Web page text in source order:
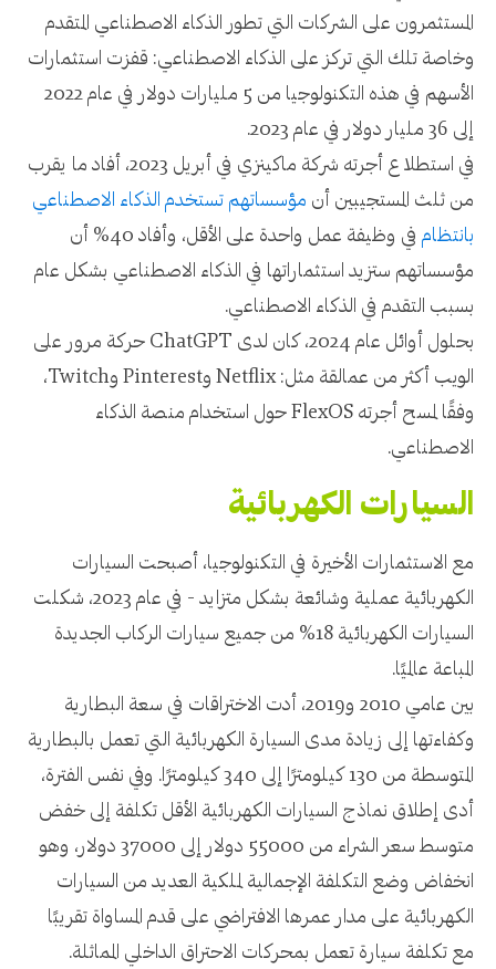
المستثمرون على الشركات التي تطور الذكاء الاصطناعي المتقدم
وخاصة تلك التي تركز على الذكاء الاصطناعي: قفزت استثمارات
الأسهم في هذه التكنولوجيا من 5 مليارات دولار في عام 2022
إلى 36 مليار دولار في عام 2023.
في استطلاع أجرته شركة ماكينزي في أبريل 2023، أفاد ما يقرب
من ثلث المستجيبين أن مؤسساتهم تستخدم الذكاء الاصطناعي
بانتظام
في وظيفة عمل واحدة على الأقل، وأفاد 40% أن
مؤسساتهم ستزيد استثماراتها في الذكاء الاصطناعي بشكل عام
بسبب التقدم في الذكاء الاصطناعي.
بحلول أوائل عام 2024، كان لدى ChatGPT حركة مرور على
الويب أكثر من عمالقة مثل: Netflix وPinterest وTwitch،
وفقًا لمسح أجرته FlexOS حول استخدام منصة الذكاء
الاصطناعي.
السيارات الكهربائية
مع الاستثمارات الأخيرة في التكنولوجيا، أصبحت السيارات
الكهربائية عملية وشائعة بشكل متزايد - في عام 2023، شكلت
السيارات الكهربائية 18% من جميع سيارات الركاب الجديدة
المباعة عالميًا.
بين عامي 2010 و2019، أدت الاختراقات في سعة البطارية
وكفاءتها إلى زيادة مدى السيارة الكهربائية التي تعمل بالبطارية
المتوسطة من 130 كيلومترًا إلى 340 كيلومترًا. وفي نفس الفترة،
أدى إطلاق نماذج السيارات الكهربائية الأقل تكلفة إلى خفض
متوسط ​​سعر الشراء من 55000 دولار إلى 37000 دولار، وهو
انخفاض وضع التكلفة الإجمالية لملكية العديد من السيارات
الكهربائية على مدار عمرها الافتراضي على قدم المساواة تقريبًا
مع تكلفة سيارة تعمل بمحركات الاحتراق الداخلي المماثلة.